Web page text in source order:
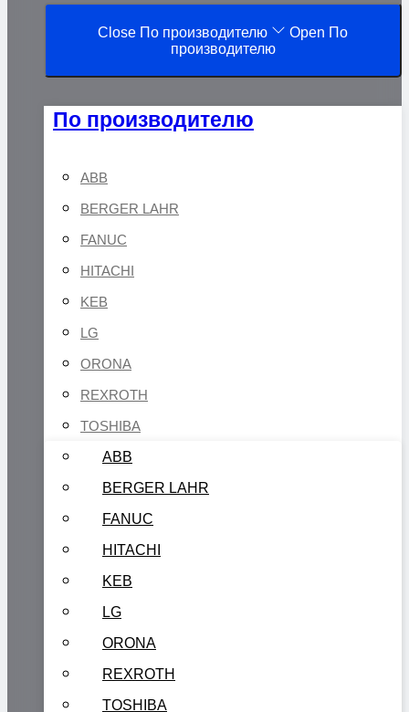
Close По производителю
Open По
производителю
По производителю
ABB
BERGER LAHR
FANUC
HITACHI
KEB
LG
ORONA
REXROTH
TOSHIBA
ABB
BERGER LAHR
FANUC
HITACHI
KEB
LG
ORONA
REXROTH
TOSHIBA